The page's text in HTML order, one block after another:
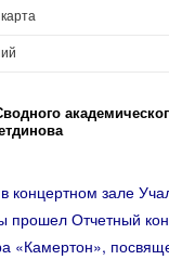
концертном зале
прошел Отчетный
«Камертон»,